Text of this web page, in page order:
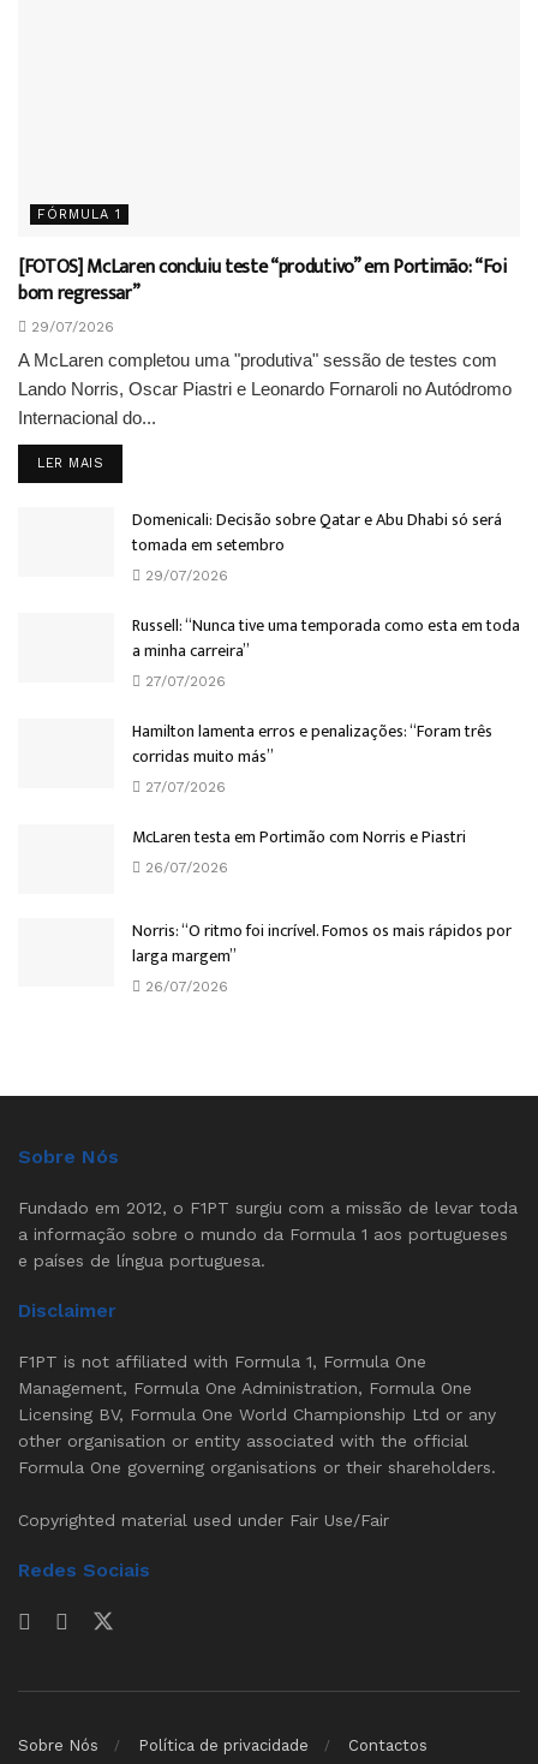
FÓRMULA 1
[FOTOS] McLaren concluiu teste “produtivo” em Portimão: “Foi
bom regressar”
29/07/2026
A McLaren completou uma "produtiva" sessão de testes com
Lando Norris, Oscar Piastri e Leonardo Fornaroli no Autódromo
Internacional do...
LER MAIS
Domenicali: Decisão sobre Qatar e Abu Dhabi só será
tomada em setembro
29/07/2026
Russell: “Nunca tive uma temporada como esta em toda
a minha carreira”
27/07/2026
Hamilton lamenta erros e penalizações: “Foram três
corridas muito más”
27/07/2026
McLaren testa em Portimão com Norris e Piastri
26/07/2026
Norris: “O ritmo foi incrível. Fomos os mais rápidos por
larga margem”
26/07/2026
Sobre Nós
Fundado em 2012, o F1PT surgiu com a missão de levar toda
a informação sobre o mundo da Formula 1 aos portugueses
e países de língua portuguesa.
Disclaimer
F1PT is not affiliated with Formula 1, Formula One
Management, Formula One Administration, Formula One
Licensing BV, Formula One World Championship Ltd or any
other organisation or entity associated with the official
Formula One governing organisations or their shareholders.
Copyrighted material used under Fair Use/Fair
Redes Sociais
Sobre Nós Política de privacidade Contactos